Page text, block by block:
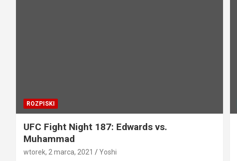
ROZPISKI
UFC Fight Night 187: Edwards vs.
Muhammad
wtorek, 2 marca, 2021 Yoshi